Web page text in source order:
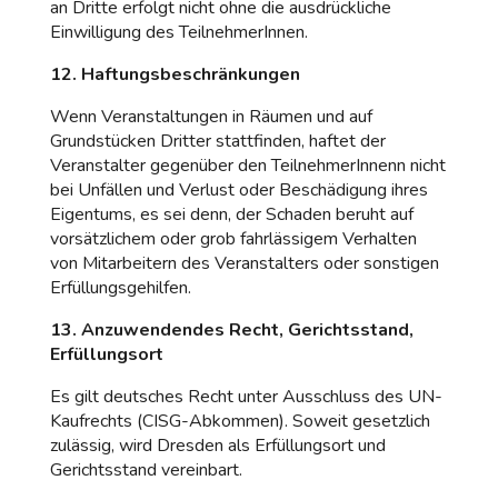
an Dritte erfolgt nicht ohne die ausdrückliche
Einwilligung des TeilnehmerInnen.
12. Haftungsbeschränkungen
Wenn Veranstaltungen in Räumen und auf
Grundstücken Dritter stattfinden, haftet der
Veranstalter gegenüber den TeilnehmerInnenn nicht
bei Unfällen und Verlust oder Beschädigung ihres
Eigentums, es sei denn, der Schaden beruht auf
vorsätzlichem oder grob fahrlässigem Verhalten
von Mitarbeitern des Veranstalters oder sonstigen
Erfüllungsgehilfen.
13. Anzuwendendes Recht, Gerichtsstand,
Erfüllungsort
Es gilt deutsches Recht unter Ausschluss des UN-
Kaufrechts (CISG-Abkommen). Soweit gesetzlich
zulässig, wird Dresden als Erfüllungsort und
Gerichtsstand vereinbart.